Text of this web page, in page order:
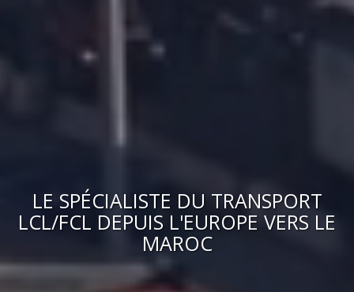
LE SPÉCIALISTE DU TRANSPORT
LCL/FCL DEPUIS L'EUROPE VERS LE
MAROC